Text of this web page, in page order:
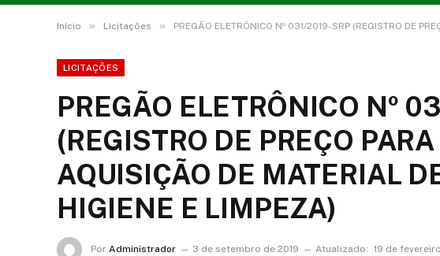
Início » Licitações » PREGÃO ELETRÔNICO Nº 031/2019-SRP (REGISTRO DE
LICITAÇÕES
PREGÃO ELETRÔNICO Nº
(REGISTRO DE PREÇO
AQUISIÇÃO DE MATERIAL
HIGIENE E LIMPEZA)
Por Administrador 3 de setembro de 2019 Atualizado: 19 de